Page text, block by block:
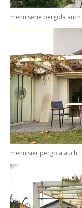
menuiserie pergola auch
menuisier pergola auch